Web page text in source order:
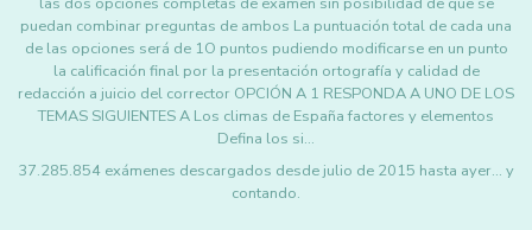
puedan combinar preguntas de ambos La puntuación total de cada una
de las opciones será de 1O puntos pudiendo modificarse en un punto
la calificación final por la presentación ortografía y calidad de
redacción a juicio del corrector OPCIÓN A 1 RESPONDA A UNO DE LOS
TEMAS SIGUIENTES A Los climas de España factores y elementos
Defina los si…
37.285.854 exámenes descargados desde julio de 2015 hasta ayer... y
contando.